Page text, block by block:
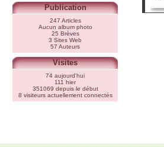
Publication
247 Articles
Aucun album photo
25 Brèves
3 Sites Web
57 Auteurs
Visites
74 aujourd'hui
111 hier
351069 depuis le début
8 visiteurs actuellement connectés